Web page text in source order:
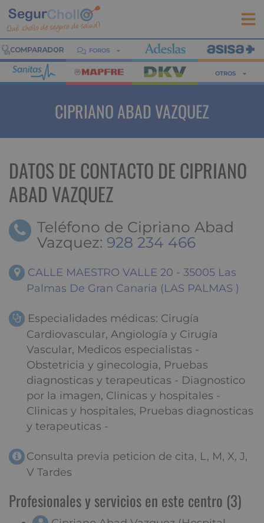
FOROS
OTROS
CIPRIANO ABAD VAZQUEZ
DATOS DE CONTACTO DE CIPRIANO
ABAD VAZQUEZ
Teléfono de Cipriano Abad
Vazquez: 928 234 466
CALLE MAESTRO VALLE 20 - 35005 Las
Palmas De Gran Canaria (LAS PALMAS )
Especialidades médicas: Cirugía
Cardiovascular, Angiología y Cirugía
Vascular, Medicos especialistas -
Obstetricia y ginecologia, Pruebas
diagnosticas y terapeuticas - Diagnostico
por la imagen, Clinicas y hospitales -
Clinicas y hospitales, Pruebas diagnosticas
y terapeuticas -
Consulta previa peticion de cita, L, M, X, J,
V Tardes
Profesionales y servicios en este centro (3)